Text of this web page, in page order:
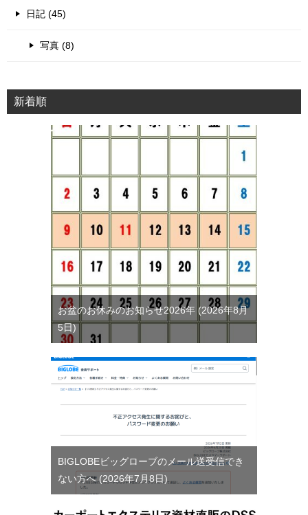
日記 (45)
写真 (8)
新着順
お盆のお休みのお知らせ2026年
2026年8月
5日
BIGLOBEビッグローブのメール送受信でき
ない方へ
2026年7月8日